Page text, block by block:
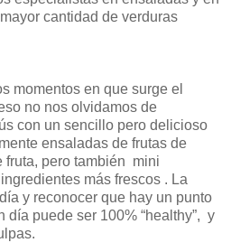
cantidad de verduras
momentos en que surge el
no nos olvidamos de
con un sencillo pero delicioso
ensaladas de frutas de
fruta, pero también mini
más frescos . La
y reconocer que hay un punto
día puede ser 100% “healthy”, y